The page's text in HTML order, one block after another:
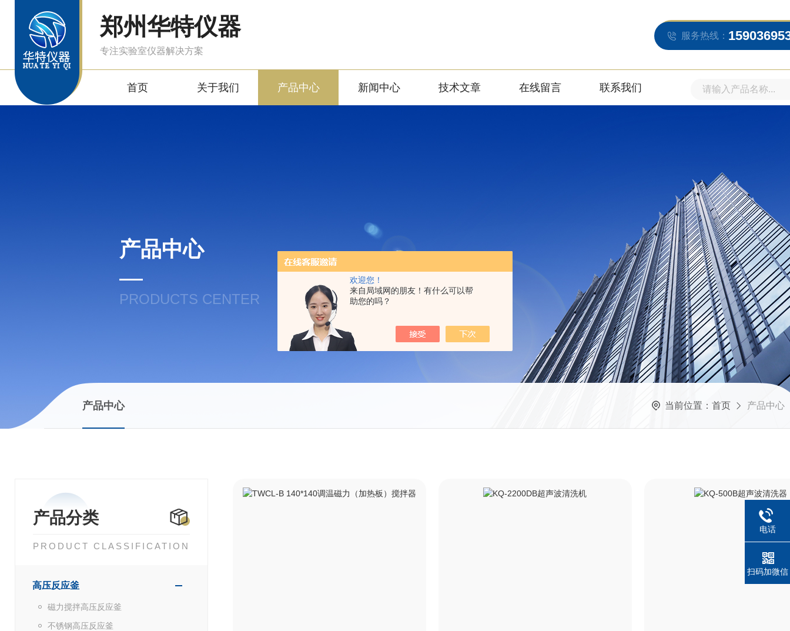
欢迎您！
来自局域网的朋友！有什么可以帮
助您的吗？
郑州华特仪器
专注实验室仪器解决方案
服务热线：
首页 关于我们 产品中心 新闻中心 技术文章 在线留言 联系我们
产品中心
PRODUCTS CENTER
产品中心 当前位置： 首页 产品中心
产品分类
PRODUCT CLASSIFICATION
高压反应釜
磁力搅拌高压反应釜
不锈钢高压反应釜
电话
扫码加微信